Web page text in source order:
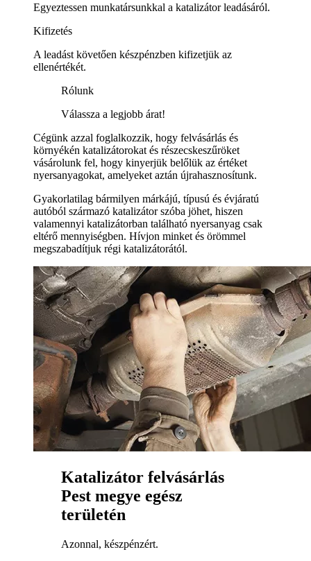
Egyeztessen munkatársunkkal a katalizátor leadásáról.
Kifizetés
A leadást követően készpénzben kifizetjük az
ellenértékét.
Rólunk
Válassza a legjobb árat!
Cégünk azzal foglalkozzik, hogy felvásárlás és
környékén katalizátorokat és részecskeszűröket
vásárolunk fel, hogy kinyerjük belőlük az értéket
nyersanyagokat, amelyeket aztán újrahasznosítunk.
Gyakorlatilag bármilyen márkájú, típusú és évjáratú
autóból származó katalizátor szóba jöhet, hiszen
valamennyi katalizátorban található nyersanyag csak
eltérő mennyiségben. Hívjon minket és örömmel
megszabadítjuk régi katalizátorától.
Katalizátor felvásárlás
Pest megye egész
területén
Azonnal, készpénzért.